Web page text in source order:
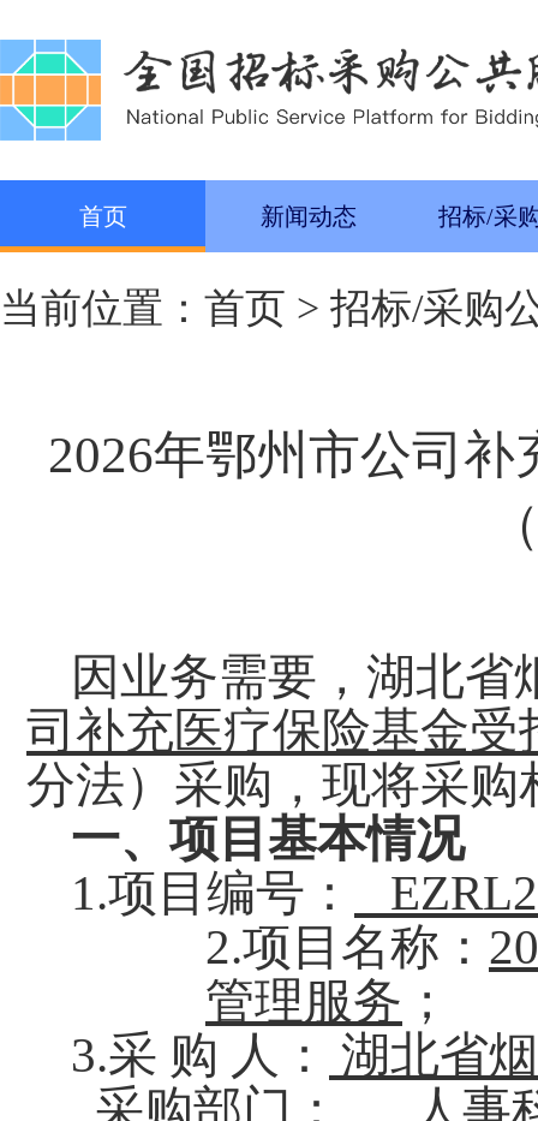
首页 新闻动态 招标/采
当前位置： 首页 > 招标/采购
2026年鄂州市公司
因业务需要， 湖北省
司补充医疗保险基金
分法） 采购，现将采购
一、项目基本情况
1.项目 编号 ：
2.项目 名称：
管理服务 ；
3.采 购 人：
湖北省
采购部门：
人事